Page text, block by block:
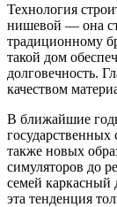
Технология
нишевой — она
традиционному
такой дом
долговечность.
качеством
В ближайшие
государственных
также новых
симуляторов до
семей каркасный
эта тенденция